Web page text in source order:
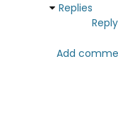
Replies
Reply
Add